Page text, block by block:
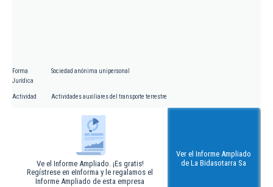
Forma
Jurídica
Sociedad anónima unipersonal
Actividad Actividades auxiliares del transporte terrestre
Ve el Informe Ampliado. ¡Es gratis!
Regístrese en eInforma y le regalamos el
Informe Ampliado de esta empresa
Ver el Informe Ampliado
de La Bidasotarra Sa